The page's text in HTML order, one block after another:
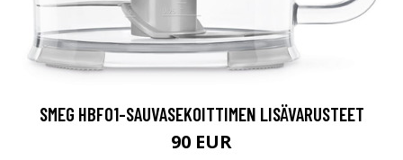
SMEG HBF01-SAUVASEKOITTIMEN LISÄVARUSTEET
90 EUR